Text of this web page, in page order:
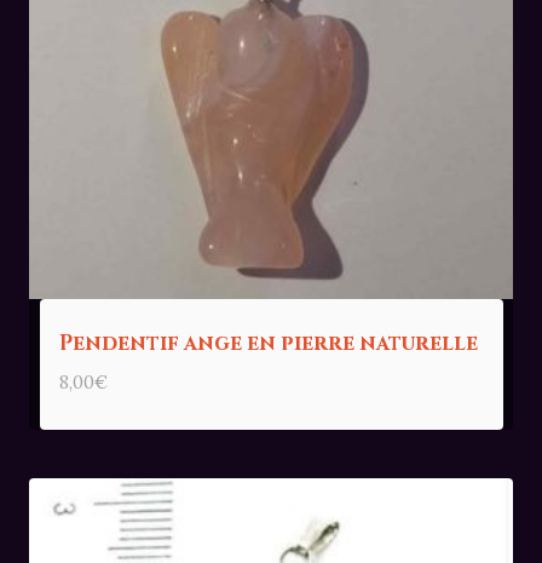
Pendentif ange en pierre naturelle
8,00€